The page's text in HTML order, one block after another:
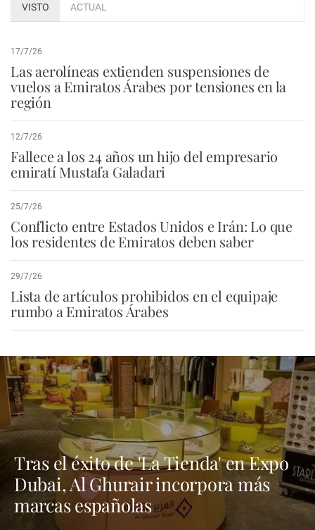
VISTO ACTUAL
17/7/26
Las aerolíneas extienden suspensiones de
vuelos a Emiratos Árabes por tensiones en la
región
12/7/26
Fallece a los 24 años un hijo del empresario
emiratí Mustafa Galadari
25/7/26
Conflicto entre Estados Unidos e Irán: Lo que
los residentes de Emiratos deben saber
29/7/26
Lista de artículos prohibidos en el equipaje
rumbo a Emiratos Árabes
Tras el éxito de 'La Tienda' en Expo
Dubai, Al Ghurair incorpora más
marcas españolas